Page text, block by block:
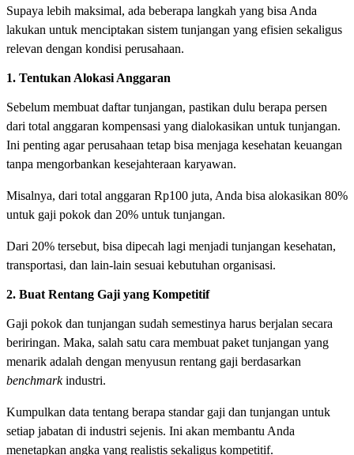
Supaya lebih maksimal, ada beberapa langkah yang bisa Anda
lakukan untuk menciptakan sistem tunjangan yang efisien sekaligus
relevan dengan kondisi perusahaan.
1. Tentukan Alokasi Anggaran
Sebelum membuat daftar tunjangan, pastikan dulu berapa persen
dari total anggaran kompensasi yang dialokasikan untuk tunjangan.
Ini penting agar perusahaan tetap bisa menjaga kesehatan keuangan
tanpa mengorbankan kesejahteraan karyawan.
Misalnya, dari total anggaran Rp100 juta, Anda bisa alokasikan 80%
untuk gaji pokok dan 20% untuk tunjangan.
Dari 20% tersebut, bisa dipecah lagi menjadi tunjangan kesehatan,
transportasi, dan lain-lain sesuai kebutuhan organisasi.
2. Buat Rentang Gaji yang Kompetitif
Gaji pokok dan tunjangan sudah semestinya harus berjalan secara
beriringan. Maka, salah satu cara membuat paket tunjangan yang
menarik adalah dengan menyusun rentang gaji berdasarkan
benchmarkindustri.
Kumpulkan data tentang berapa standar gaji dan tunjangan untuk
setiap jabatan di industri sejenis. Ini akan membantu Anda
menetapkan angka yang realistis sekaligus kompetitif.